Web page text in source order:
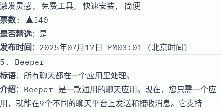
激发灵感, 免费工具, 快速安装, 简便
票数: 🔺340
是否精选：是
发布时间 ：2025年07月17日 PM03:01 (北京时间)
5. Beeper
标语：所有聊天都在一个应用里处理。
介绍：Beeper 是一款通用的聊天应用。现在，您只需一个应
用，就能在9个不同的聊天平台上发送和接收消息。它支持